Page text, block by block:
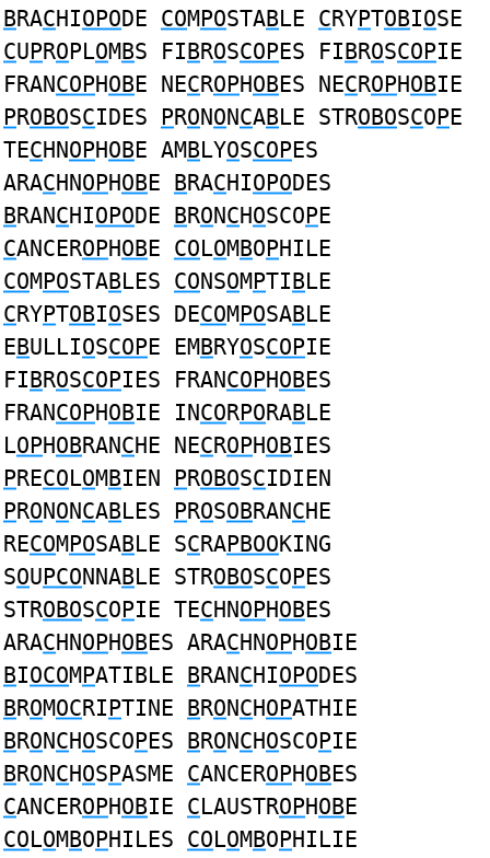
BRACHIOPODE COMPOSTABLE CRYPTOBIOSE
CUPROPLOMBS FIBROSCOPES FIBROSCOPIE
FRANCOPHOBE NECROPHOBES NECROPHOBIE
PROBOSCIDES PRONONCABLE STROBOSCOPE
TECHNOPHOBE AMBLYOSCOPES
ARACHNOPHOBE BRACHIOPODES
BRANCHIOPODE BRONCHOSCOPE
CANCEROPHOBE COLOMBOPHILE
COMPOSTABLES CONSOMPTIBLE
CRYPTOBIOSES DECOMPOSABLE
EBULLIOSCOPE EMBRYOSCOPIE
FIBROSCOPIES FRANCOPHOBES
FRANCOPHOBIE INCORPORABLE
LOPHOBRANCHE NECROPHOBIES
PRECOLOMBIEN PROBOSCIDIEN
PRONONCABLES PROSOBRANCHE
RECOMPOSABLE SCRAPBOOKING
SOUPCONNABLE STROBOSCOPES
STROBOSCOPIE TECHNOPHOBES
ARACHNOPHOBES ARACHNOPHOBIE
BIOCOMPATIBLE BRANCHIOPODES
BROMOCRIPTINE BRONCHOPATHIE
BRONCHOSCOPES BRONCHOSCOPIE
BRONCHOSPASME CANCEROPHOBES
CANCEROPHOBIE CLAUSTROPHOBE
COLOMBOPHILES COLOMBOPHILIE